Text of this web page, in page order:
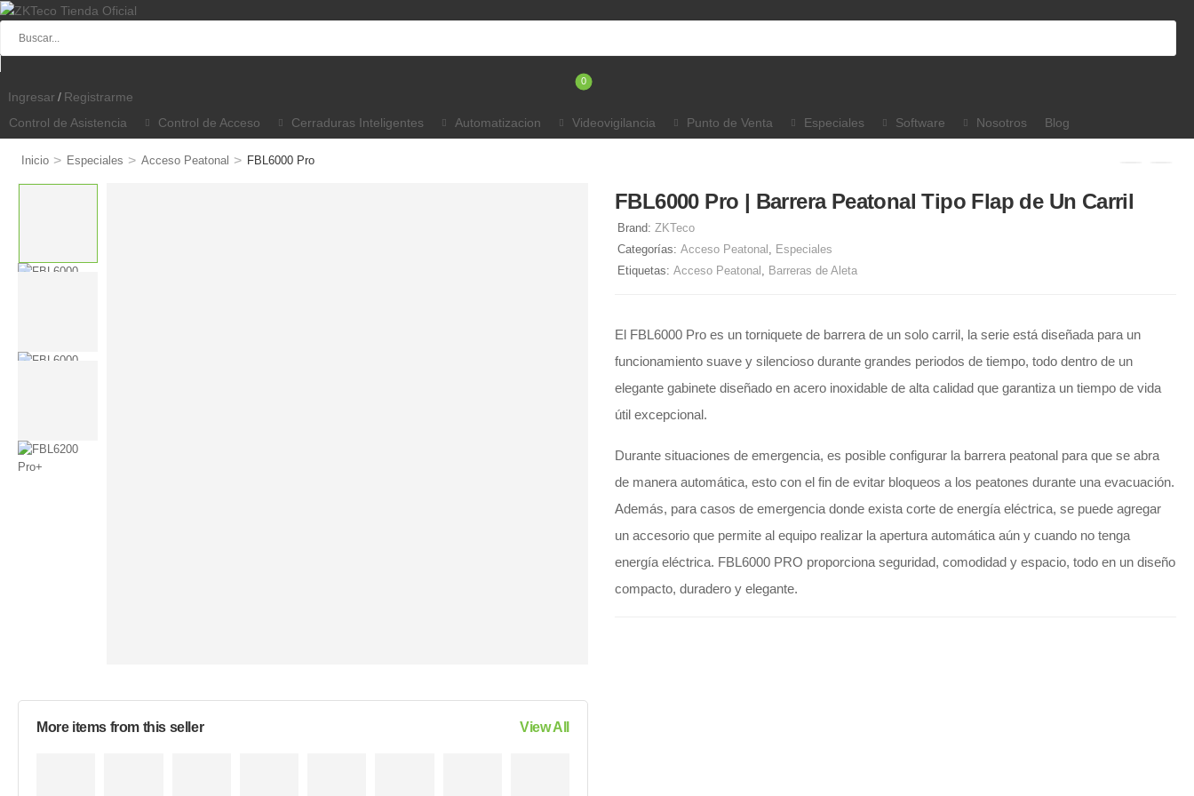
0
Ingresar / Registrarme
Control de Asistencia
Control de Acceso Cerraduras Inteligentes Automatizacion Videovigilancia Punto de Venta Especiales Software Nosotros Blog
Inicio > Especiales > Acceso Peatonal > FBL6000 Pro
More items from this seller View All
FBL6000 Pro | Barrera Peatonal Tipo Flap de Un Carril
Brand: ZKTeco
Categorías: Acceso Peatonal , Especiales
Etiquetas: Acceso Peatonal , Barreras de Aleta
El FBL6000 Pro es un torniquete de barrera de un solo carril, la serie está diseñada para un
funcionamiento suave y silencioso durante grandes periodos de tiempo, todo dentro de un
elegante gabinete diseñado en acero inoxidable de alta calidad que garantiza un tiempo de vida
útil excepcional.
Durante situaciones de emergencia, es posible configurar la barrera peatonal para que se abra
de manera automática, esto con el fin de evitar bloqueos a los peatones durante una evacuación.
Además, para casos de emergencia donde exista corte de energía eléctrica, se puede agregar
un accesorio que permite al equipo realizar la apertura automática aún y cuando no tenga
energía eléctrica. FBL6000 PRO proporciona seguridad, comodidad y espacio, todo en un diseño
compacto, duradero y elegante.